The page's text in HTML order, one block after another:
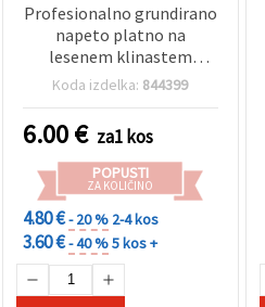
Profesionalno grundirano
napeto platno na
lesenem klinastem
podokvirju, 40 × 50 cm –
oljne barve
Koda izdelka: 844399
6.00€ za1 kos
POPUSTI
ZA KOLIČINO
4.80 €- 20 % 2-4 kos
3.60 €- 40 %5 kos +